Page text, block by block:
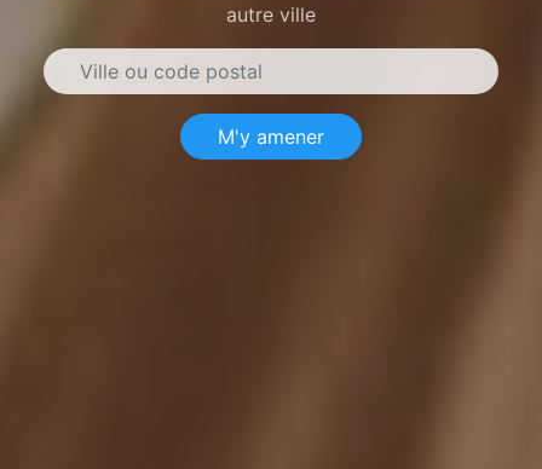
autre ville
M'y amener